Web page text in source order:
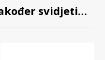
svidjeti…